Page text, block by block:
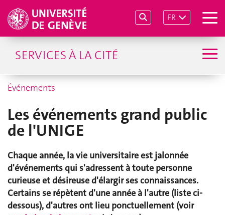
FR
SERVICES À LA CITÉ
Événements
Les événements grand public
de l'UNIGE
Chaque année, la vie universitaire est jalonnée
d'événements qui s'adressent à toute personne
curieuse et désireuse d'élargir ses connaissances.
Certains se répètent d'une année à l'autre (liste ci-
dessous), d'autres ont lieu ponctuellement (voir